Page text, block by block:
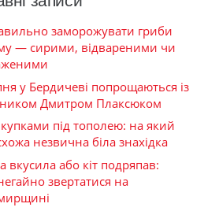
заморожувати гриби
— сирими, відвареними чи
у Бердичеві попрощаються із
Дмитром Плаксюком
купками під тополею: на який
незвична біла знахідка
вкусила або кіт подряпав:
звертатися на